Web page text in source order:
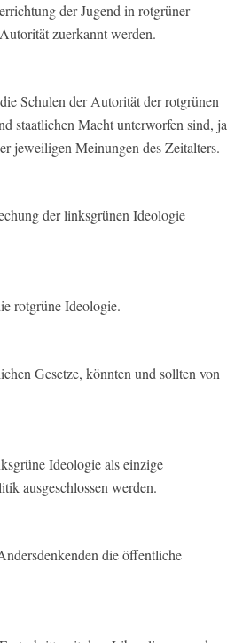
der Jugend in rotgrüner
zuerkannt werden.
Schulen der Autorität der rotgrünen
staatlichen Macht unterworfen sind, ja
jeweiligen Meinungen des Zeitalters.
der linksgrünen Ideologie
rotgrüne Ideologie.
Gesetze, könnten und sollten von
Ideologie als einzige
ausgeschlossen werden.
die öffentliche